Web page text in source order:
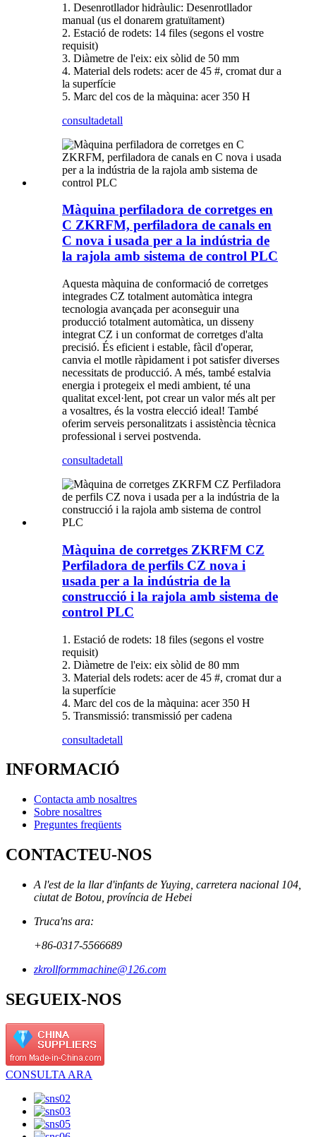
1. Desenrotllador hidràulic: Desenrotllador
manual (us el donarem gratuïtament)
2. Estació de rodets: 14 files (segons el vostre
requisit)
3. Diàmetre de l'eix: eix sòlid de 50 mm
4. Material dels rodets: acer de 45 #, cromat dur a
la superfície
5. Marc del cos de la màquina: acer 350 H
consultadetall
Màquina perfiladora de corretges en
C ZKRFM, perfiladora de canals en
C nova i usada per a la indústria de
la rajola amb sistema de control PLC
Aquesta màquina de conformació de corretges
integrades CZ totalment automàtica integra
tecnologia avançada per aconseguir una
producció totalment automàtica, un disseny
integrat CZ i un conformat de corretges d'alta
precisió. És eficient i estable, fàcil d'operar,
canvia el motlle ràpidament i pot satisfer diverses
necessitats de producció. A més, també estalvia
energia i protegeix el medi ambient, té una
qualitat excel·lent, pot crear un valor més alt per
a vosaltres, és la vostra elecció ideal! També
oferim serveis personalitzats i assistència tècnica
professional i servei postvenda.
consultadetall
Màquina de corretges ZKRFM CZ
Perfiladora de perfils CZ nova i
usada per a la indústria de la
construcció i la rajola amb sistema de
control PLC
1. Estació de rodets: 18 files (segons el vostre
requisit)
2. Diàmetre de l'eix: eix sòlid de 80 mm
3. Material dels rodets: acer de 45 #, cromat dur a
la superfície
4. Marc del cos de la màquina: acer 350 H
5. Transmissió: transmissió per cadena
consultadetall
INFORMACIÓ
Contacta amb nosaltres
Sobre nosaltres
Preguntes freqüents
CONTACTEU-NOS
A l'est de la llar d'infants de Yuying, carretera nacional 104,
ciutat de Botou, província de Hebei
Truca'ns ara:
+86-0317-5566689
zkrollformmachine@126.com
SEGUEIX-NOS
CONSULTA ARA